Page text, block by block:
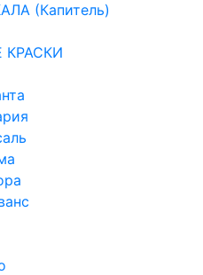
(Капитель)